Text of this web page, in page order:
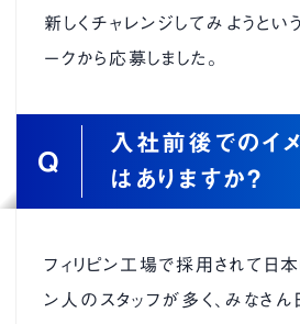
新卒採用
├ 金型課 Nさん
新しくチャレンジしてみようと
ークから応募しました。
Q
入社前後でのイ
はありますか？
フィリピン工場で採用されて日
ン人のスタッフが多く、みなさ